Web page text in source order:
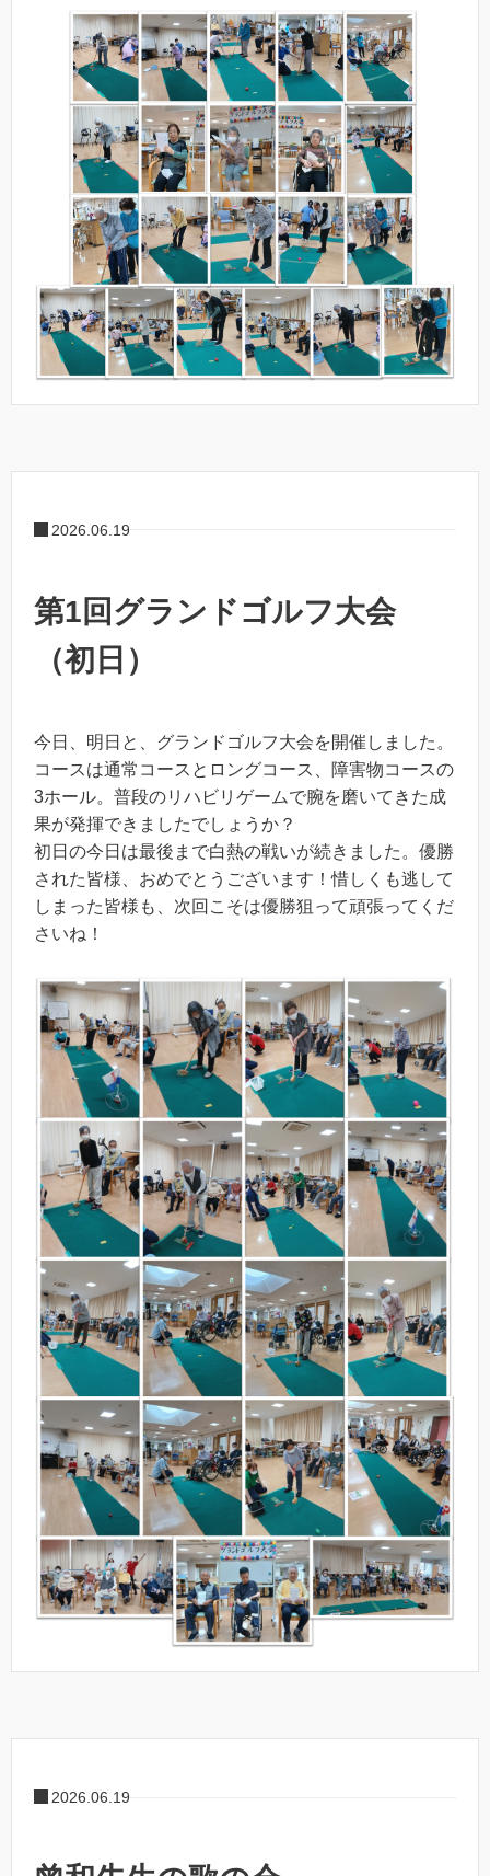
2026.06.19
第1回グランドゴルフ大会
（初日）
今日、明日と、グランドゴルフ大会を開催しました。
コースは通常コースとロングコース、障害物コースの
3ホール。普段のリハビリゲームで腕を磨いてきた成
果が発揮できましたでしょうか？
初日の今日は最後まで白熱の戦いが続きました。優勝
された皆様、おめでとうございます！惜しくも逃して
しまった皆様も、次回こそは優勝狙って頑張ってくだ
さいね！
2026.06.19